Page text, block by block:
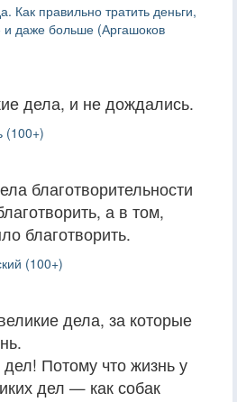
Как правильно тратить деньги,
и даже больше (Аргашоков
дела, и не дождались.
(100+)
благотворительности
а в том,
благотворить.
(100+)
дела, за которые
Потому что жизнь у
дел — как собак